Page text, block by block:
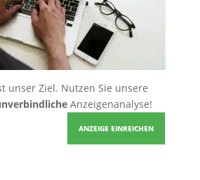
unser Ziel. Nutzen Sie unsere
Anzeigenanalyse!
ANZEIGE EINREICHEN